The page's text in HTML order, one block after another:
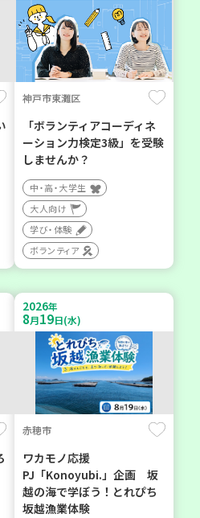
神戸市東灘区
「ボランティアコーディネ
ーション力検定3級」を受験
しませんか？
中・高・大学生
大人向け
学び・体験
ボランティア
2026年
8月19日(水)
赤穂市
ワカモノ応援
PJ「Konoyubi.」企画 坂
越の海で学ぼう！とれぴち
坂越漁業体験